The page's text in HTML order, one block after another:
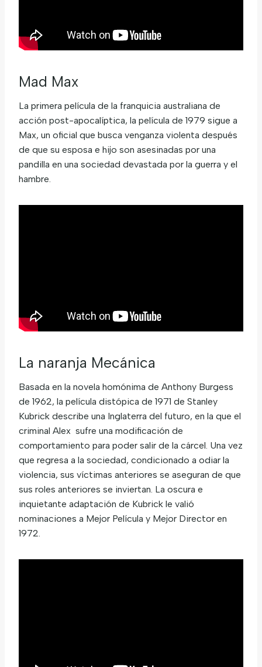
Mad Max
La primera película de la franquicia australiana de
acción post-apocalíptica, la película de 1979 sigue a
Max, un oficial que busca venganza violenta después
de que su esposa e hijo son asesinadas por una
pandilla en una sociedad devastada por la guerra y el
hambre.
La naranja Mecánica
Basada en la novela homónima de Anthony Burgess
de 1962, la película distópica de 1971 de Stanley
Kubrick describe una Inglaterra del futuro, en la que el
criminal Alex sufre una modificación de
comportamiento para poder salir de la cárcel. Una vez
que regresa a la sociedad, condicionado a odiar la
violencia, sus víctimas anteriores se aseguran de que
sus roles anteriores se inviertan. La oscura e
inquietante adaptación de Kubrick le valió
nominaciones a Mejor Película y Mejor Director en
1972.